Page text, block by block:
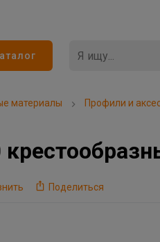
материалы Профили и
Поделиться